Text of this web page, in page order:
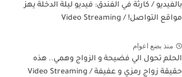
بالفيديو / كارثة في الفندق: فيديو ليلة الدخلة يهزّ
مواقع التواصل! / Video Streaming
منذ بضع اعوام
الحلم تحول الي فضيحة و الزواج وهمي.. هذه
حقيقة زواج رمزي و عفيفة / Video Streaming